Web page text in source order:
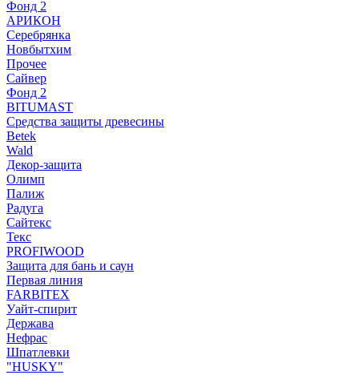
Фонд 2
АРИКОН
Серебрянка
Новбытхим
Прочее
Сайвер
Фонд 2
BITUMAST
Средства защиты древесины
Betek
Wald
Декор-защита
Олимп
Палиж
Радуга
Сайтекс
Текс
PROFIWOOD
Защита для бань и саун
Первая линия
FARBITEX
Уайт-спирит
Держава
Нефрас
Шпатлевки
"HUSKY"